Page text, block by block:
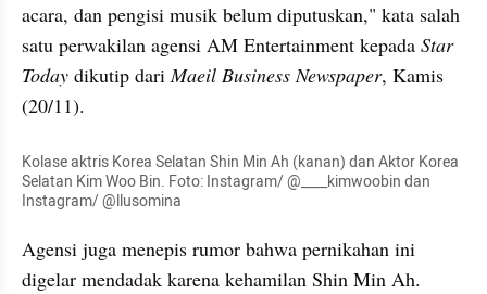
acara, dan pengisi musik belum diputuskan," kata salah
satu perwakilan agensi AM Entertainment kepada Star
Today dikutip dari Maeil Business Newspaper, Kamis
(20/11).
Kolase aktris Korea Selatan Shin Min Ah (kanan) dan Aktor Korea
Selatan Kim Woo Bin. Foto: Instagram/ @____kimwoobin dan
Instagram/ @llusomina
Agensi juga menepis rumor bahwa pernikahan ini
digelar mendadak karena kehamilan Shin Min Ah.